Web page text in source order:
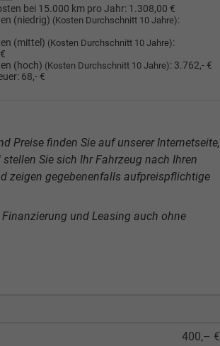
bei 15.000 km pro Jahr: 1.308,00 €
(niedrig) (Kosten Durchschnitt 10 Jahre):
(mittel) (Kosten Durchschnitt 10 Jahre):
(hoch) (Kosten Durchschnitt 10 Jahre): 3.762,- €
68,- €
Preise finden Sie auf unserer Internetseite,
Sie sich Ihr Fahrzeug nach Ihren
zeigen gegebenenfalls aufpreispflichtige
und Leasing auch ohne
400,– €